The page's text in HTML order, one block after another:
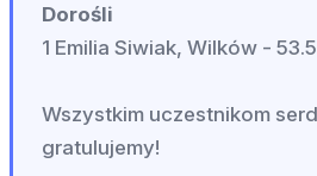
Dorośli
1 Emilia Siwiak, Wilków -
Wszystkim uczestnikom
gratulujemy!